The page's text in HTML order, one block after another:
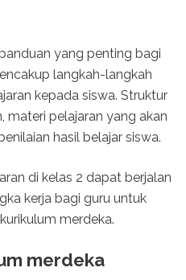
yang penting bagi
langkah-langkah
kepada siswa. Struktur
materi pelajaran yang akan
hasil belajar siswa.
di kelas 2 dapat berjalan
kerja bagi guru untuk
merdeka.
merdeka